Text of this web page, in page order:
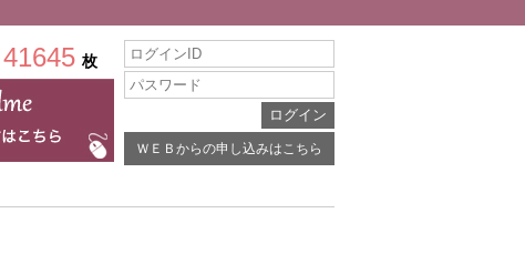
41645 枚
ＷＥＢからの申し込みはこちら